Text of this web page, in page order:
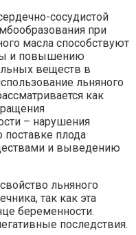
сосудистой
при
масла способствуют
и повышению
веществ в
льняного
как
– нарушения
плода
и выведению
льняного
так как эта
беременности.
последствия.